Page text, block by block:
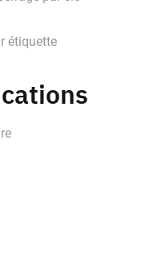
étiquette